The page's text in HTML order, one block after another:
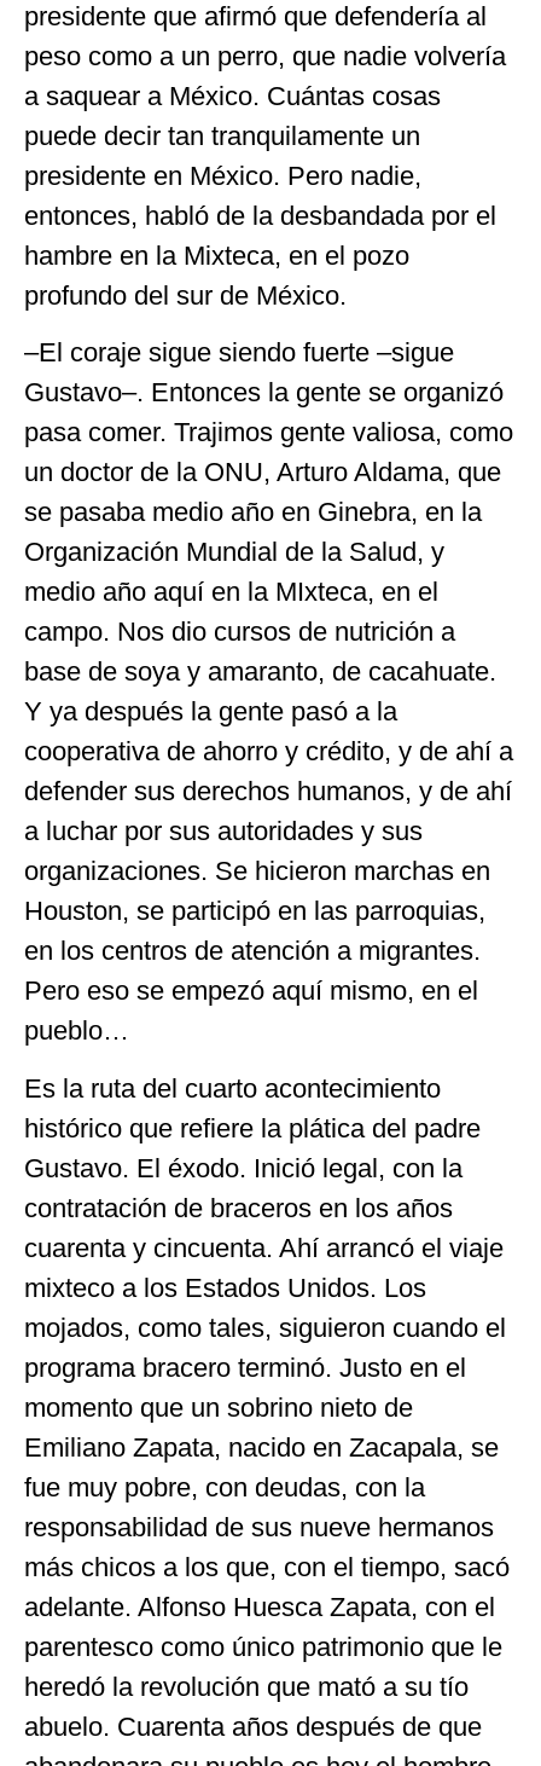
presidente que afirmó que defendería al
peso como a un perro, que nadie volvería
a saquear a México. Cuántas cosas
puede decir tan tranquilamente un
presidente en México. Pero nadie,
entonces, habló de la desbandada por el
hambre en la Mixteca, en el pozo
profundo del sur de México.
–El coraje sigue siendo fuerte –sigue
Gustavo–. Entonces la gente se organizó
pasa comer. Trajimos gente valiosa, como
un doctor de la ONU, Arturo Aldama, que
se pasaba medio año en Ginebra, en la
Organización Mundial de la Salud, y
medio año aquí en la MIxteca, en el
campo. Nos dio cursos de nutrición a
base de soya y amaranto, de cacahuate.
Y ya después la gente pasó a la
cooperativa de ahorro y crédito, y de ahí a
defender sus derechos humanos, y de ahí
a luchar por sus autoridades y sus
organizaciones. Se hicieron marchas en
Houston, se participó en las parroquias,
en los centros de atención a migrantes.
Pero eso se empezó aquí mismo, en el
pueblo…
Es la ruta del cuarto acontecimiento
histórico que refiere la plática del padre
Gustavo. El éxodo. Inició legal, con la
contratación de braceros en los años
cuarenta y cincuenta. Ahí arrancó el viaje
mixteco a los Estados Unidos. Los
mojados, como tales, siguieron cuando el
programa bracero terminó. Justo en el
momento que un sobrino nieto de
Emiliano Zapata, nacido en Zacapala, se
fue muy pobre, con deudas, con la
responsabilidad de sus nueve hermanos
más chicos a los que, con el tiempo, sacó
adelante. Alfonso Huesca Zapata, con el
parentesco como único patrimonio que le
heredó la revolución que mató a su tío
abuelo. Cuarenta años después de que